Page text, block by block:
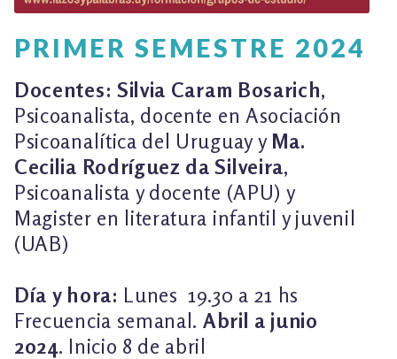
PRIMER SEMESTRE 2024
Docentes: Silvia Caram Bosarich,
Psicoanalista, docente en Asociación
Psicoanalítica del Uruguay yMa.
Cecilia Rodríguez da Silveira,
Psicoanalista y docente (APU) y
Magister en literatura infantil y juvenil
(UAB)
Día y hora: Lunes 19.30 a 21 hs
Frecuencia semanal. Abril a junio
2024. Inicio 8 de abril